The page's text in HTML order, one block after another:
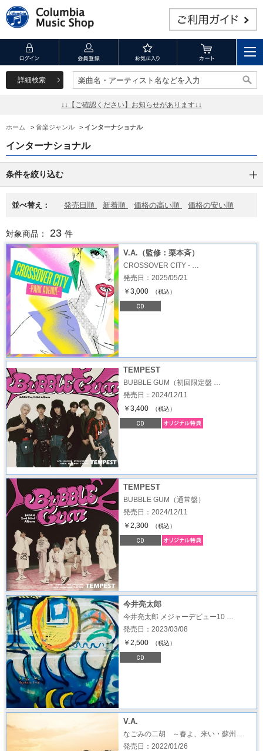
詳細検索 楽曲名・アーティスト名などを入力
楽曲名・アーティスト名などを入力
↓↓【ご確認ください】お知らせがあります↓↓
ホーム > 音楽ジャンル > インターナショナル
インターナショナル
条件を絞り込む
並べ替え： 発売日順 新着順 価格の高い順 価格の安い順
対象商品： 23 件
V.A.（監修：栗本斉）
CROSSOVER CITY - …
発売日：2025/05/21
￥3,000
（税込）
TEMPEST
BUBBLE GUM（初回限定盤 …
発売日：2024/12/11
￥3,400
（税込）
TEMPEST
BUBBLE GUM（通常盤）
発売日：2024/12/11
￥2,300
（税込）
今井亮太郎
今井亮太郎 メジャーデビュー10 …
発売日：2023/03/08
￥2,500
（税込）
V.A.
なごみの二胡 ～春よ、来い・蘇州 …
発売日：2022/01/26